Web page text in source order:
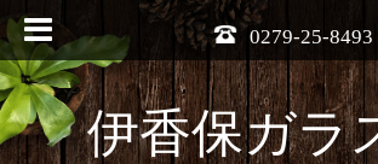
0279-25-8493
伊香保ガラ